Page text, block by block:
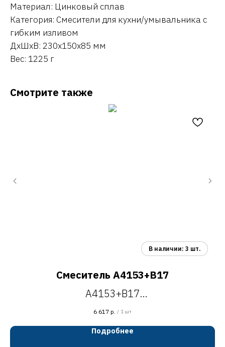
Материал: Цинковый сплав
Категория: Смесители для кухни/умывальника с
гибким изливом
ДxШxВ: 230x150x85 мм
Вес: 1225 г
Смотрите также
Смеситель A4153+B17
A4153+B17
смеситель для кухни с гибким изливом,
H=446 мм
6 617 р. / 1 шт
Подробнее